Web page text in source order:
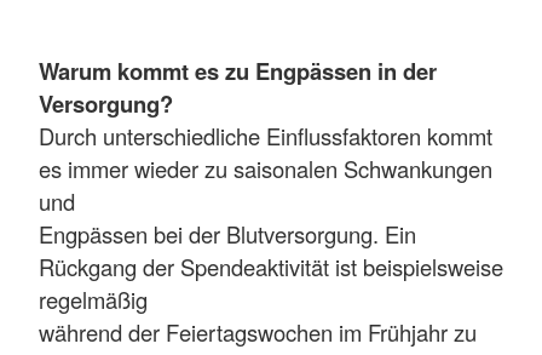
Warum kommt es zu Engpässen in der
Versorgung?
Durch unterschiedliche Einflussfaktoren kommt
es immer wieder zu saisonalen Schwankungen
und
Engpässen bei der Blutversorgung. Ein
Rückgang der Spendeaktivität ist beispielsweise
regelmäßig
während der Feiertagswochen im Frühjahr zu